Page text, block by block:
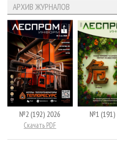
АРХИВ ЖУРНАЛОВ
№2 (192) 2026
Скачать PDF
№1 (191)